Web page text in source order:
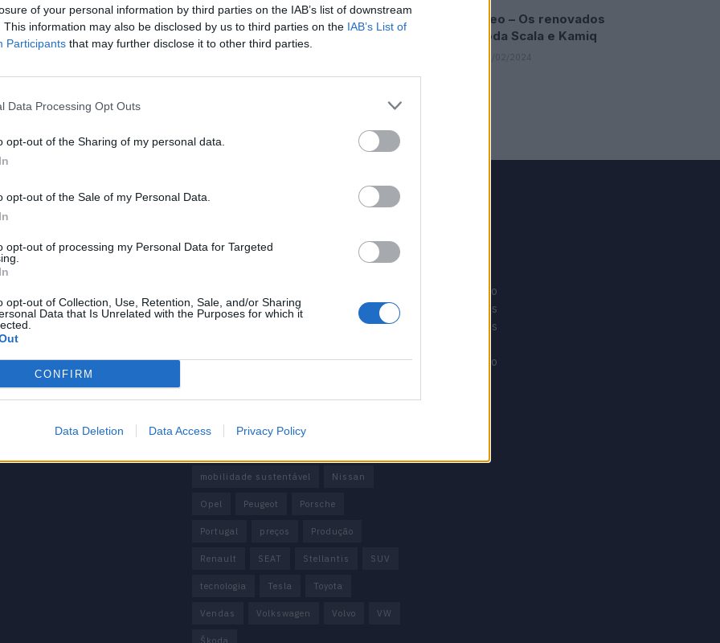
of your personal information by third parties on the IAB’s list of downstream
This information may also be disclosed by us to third parties on the IAB’s List of
Participants that may further disclose it to other third parties.
Data Processing Opt Outs
opt-out of the Sharing of my personal data.
opt-out of the Sale of my Personal Data.
opt-out of processing my Personal Data for Targeted
opt-out of Collection, Use, Retention, Sale, and/or Sharing
Data that Is Unrelated with the Purposes for which it
CONFIRM
Data Deletion Data Access Privacy Policy
europeus.
conta ...
Vídeo – Os renovados
Skoda Scala e Kamiq
12/02/2024
importante
Privacidade
condições
Baterias
China Citröen
mobilidade sustentável Nissan
Opel Peugeot Porsche
Portugal preços Produção
Renault SEAT Stellantis SUV
tecnologia Tesla Toyota
Vendas Volkswagen Volvo VW
Škoda
Offroad moto
Revistacarros
Revistamotos
Mundonautico